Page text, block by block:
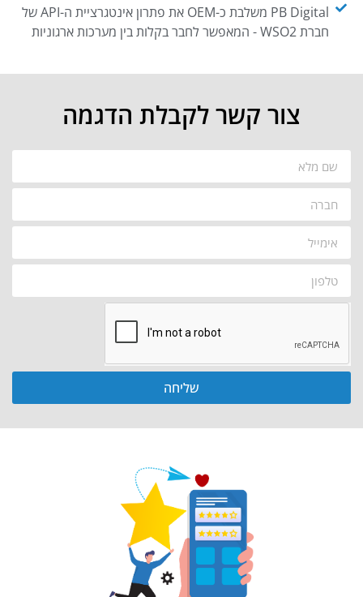
PB Digital משלבת כ-OEM את פתרון אינטגרציית ה-API של
חברת WSO2 - המאפשר לחבר בקלות בין מערכות ארגוניות
צור קשר לקבלת הדגמה
שליחה